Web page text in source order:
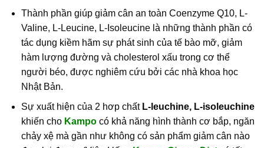
Thành phần giúp giảm cân an toàn Coenzyme Q10, L-
Valine, L-Leucine, L-Isoleucine là những thành phần có
tác dụng kiềm hãm sự phát sinh của tế bào mỡ, giảm
hàm lượng đường và cholesterol xấu trong cơ thể
người béo, được nghiêm cứu bởi các nhà khoa học
Nhật Bản.
Sự xuất hiện của 2 hơp chất L-leuchine, L-isoleuchine
khiến cho Kampo có khả năng hình thành cơ bắp, ngăn
chảy xệ mà gần như không có sản phẩm giảm cân nào